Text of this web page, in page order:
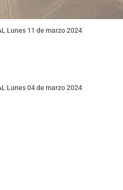
Lunes 11 de marzo 2024
Lunes 04 de marzo 2024